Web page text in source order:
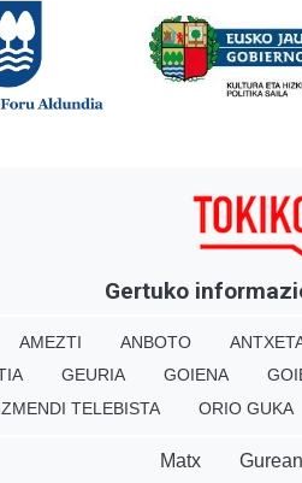
Gertuko
AMEZTI ANBOTO
GEURIA GOIENA
TELEBISTA ORIO GUKA
Matx Gurean